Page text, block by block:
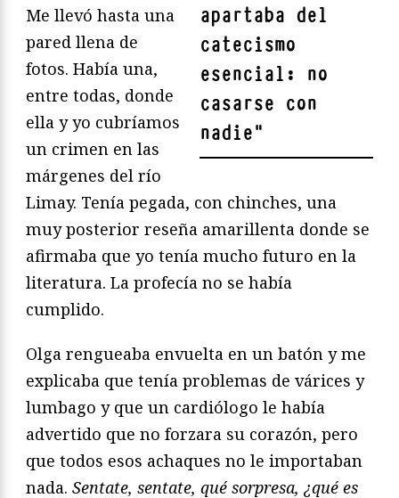
apartaba del
catecismo
esencial: no
casarse con
nadie"
Me llevó hasta una
pared llena de
fotos. Había una,
entre todas, donde
ella y yo cubríamos
un crimen en las
márgenes del río
Limay. Tenía pegada, con chinches, una
muy posterior reseña amarillenta donde se
afirmaba que yo tenía mucho futuro en la
literatura. La profecía no se había
cumplido.
Olga rengueaba envuelta en un batón y me
explicaba que tenía problemas de várices y
lumbago y que un cardiólogo le había
advertido que no forzara su corazón, pero
que todos esos achaques no le importaban
nada. Sentate, sentate, qué sorpresa, ¿qué es